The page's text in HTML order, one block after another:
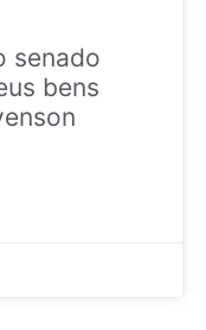
senado
bens